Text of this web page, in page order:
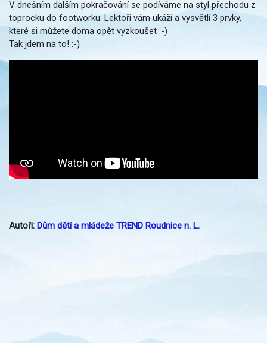
V dnešním dalším pokračování se podíváme na styl přechodu z
toprocku do footworku. Lektoři vám ukáží a vysvětlí 3 prvky,
které si můžete doma opět vyzkoušet :-)
Tak jdem na to! :-)
Autoři: Dům dětí a mládeže TREND Roudnice n. L.